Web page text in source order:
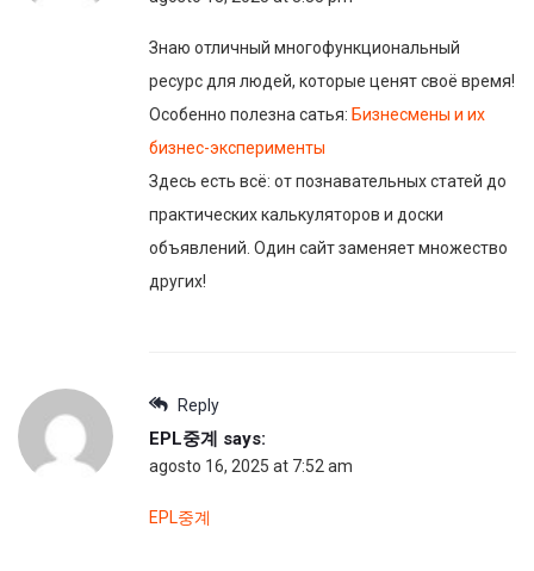
Знаю отличный многофункциональный
ресурс для людей, которые ценят своё время!
Особенно полезна сатья: Бизнесмены и их
бизнес-эксперименты
Здесь есть всё: от познавательных статей до
практических калькуляторов и доски
объявлений. Один сайт заменяет множество
других!
Reply
EPL중계 says:
agosto 16, 2025 at 7:52 am
EPL중계